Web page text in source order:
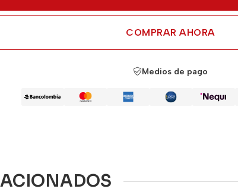
COMPRAR AHORA
Medios de pago